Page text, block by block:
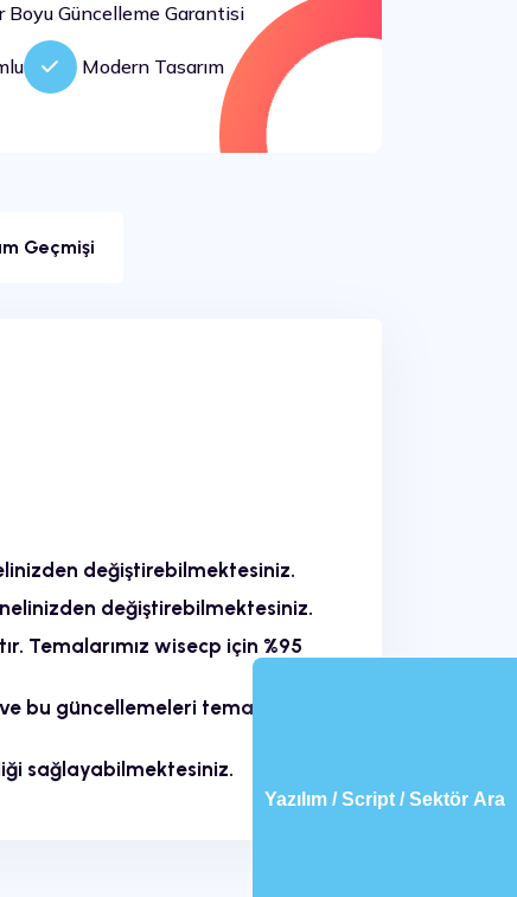
Boyu Güncelleme Garantisi
Modern Tasarım
Geçmişi
değiştirebilmektesiniz.
değiştirebilmektesiniz.
Temalarımız wisecp için %95
ve bu güncellemeleri tema
sağlayabilmektesiniz.
Yazılım / Script / Sektör Ara